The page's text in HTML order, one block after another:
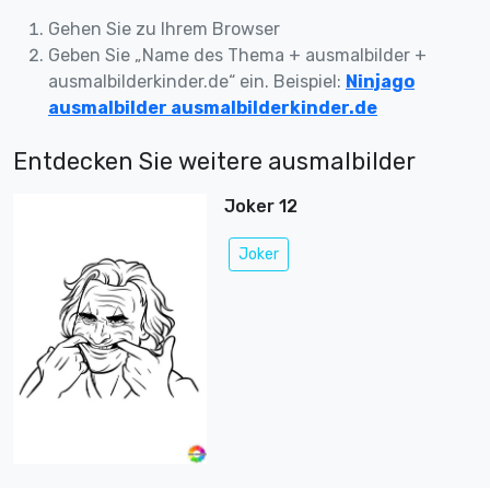
Gehen Sie zu Ihrem Browser
Geben Sie „Name des Thema + ausmalbilder +
ausmalbilderkinder.de“ ein. Beispiel: Ninjago
ausmalbilder ausmalbilderkinder.de
Entdecken Sie weitere ausmalbilder
Joker 12
Joker